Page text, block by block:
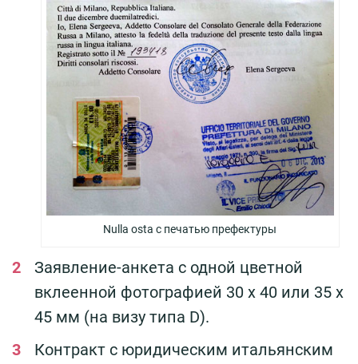
Nulla osta с печатью префектуры
Заявление-анкета с одной цветной
вклеенной фотографией 30 х 40 или 35 х
45 мм (на визу типа D).
Контракт с юридическим итальянским